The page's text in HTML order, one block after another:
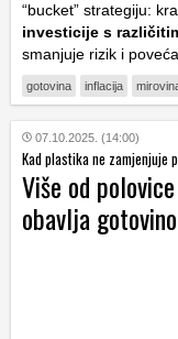
“bucket” strategiju:
investicije s
smanjuje rizik i
gotovina inflacija
07.10.2025. (14:00)
Kad plastika ne zamjenjuje
Više od
obavlja